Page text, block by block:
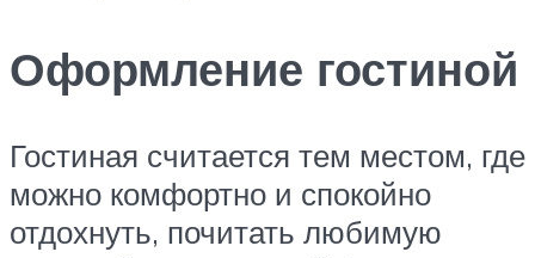
Оформление гостиной
Гостиная считается тем местом, где
можно комфортно и спокойно
отдохнуть, почитать любимую